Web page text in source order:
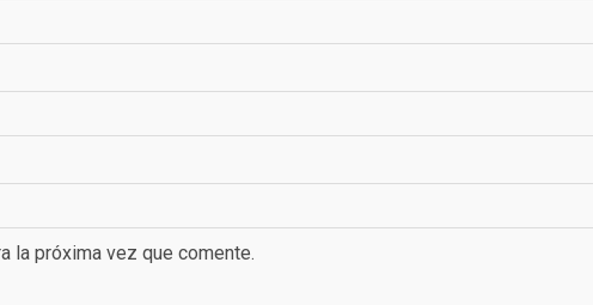
la próxima vez que comente.